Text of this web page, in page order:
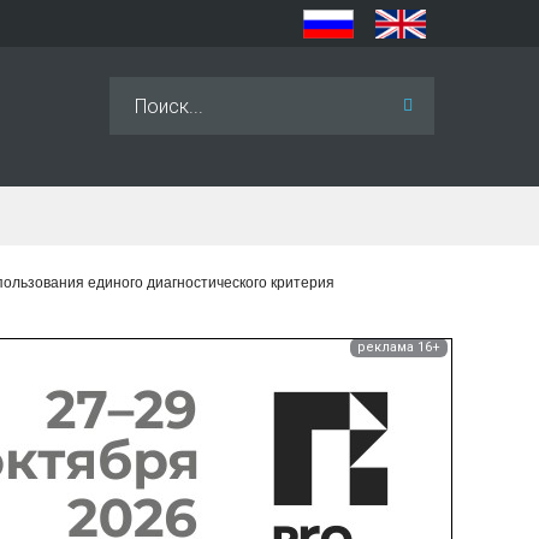
единого диагностического критерия
реклама 16+